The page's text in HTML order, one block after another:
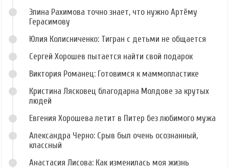
Элина Рахимова точно знает, что нужно Артёму
Герасимову
Юлия Колисниченко: Тигран с детьми не общается
Сергей Хорошев пытается найти свой подарок
Виктория Романец: Готовимся к маммопластике
Кристина Лясковец благодарна Молдове за крутых
людей
Евгения Хорошева летит в Питер без любимого мужа
Александра Черно: Срыв был очень осознанный,
классный
Анастасия Лисова: Как изменилась моя жизнь